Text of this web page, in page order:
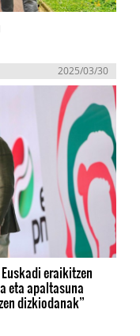
2025/03/30
eraikitzen
eta apaltasuna
dizkiodanak”